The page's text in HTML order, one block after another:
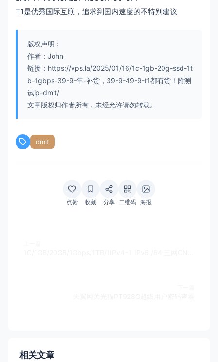
T1是优秀国际互联，追求到国内速度的不特别建议
版权声明：
作者：John
链接：https://vps.la/2025/01/16/1c-1gb-20g-ssd-1t
b-1gbps-39-9-年-补货，39-9-49-9-t1都有货！附测
试ip-dmit/
文章版权归作者所有，未经允许请勿转载。
dmit
点赞 收藏 分享 二维码 海报
相关文章